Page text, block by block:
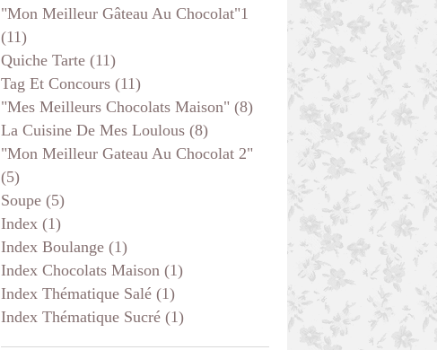
"mon Meilleur Gâteau Au Chocolat"1
(11)
Quiche Tarte (11)
Tag Et Concours (11)
"mes Meilleurs Chocolats Maison" (8)
La Cuisine De Mes Loulous (8)
"mon Meilleur Gateau Au Chocolat 2"
(5)
Soupe (5)
Index (1)
Index Boulange (1)
Index Chocolats Maison (1)
Index Thématique Salé (1)
Index Thématique Sucré (1)